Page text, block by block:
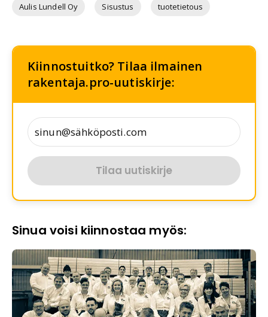
Aulis Lundell Oy Sisustus tuotetietous
Kiinnostuitko? Tilaa ilmainen
rakentaja.pro-uutiskirje:
Tilaa uutiskirje
Sinua voisi kiinnostaa myös: